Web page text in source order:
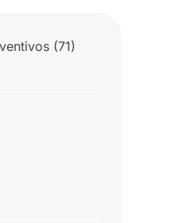
(71)